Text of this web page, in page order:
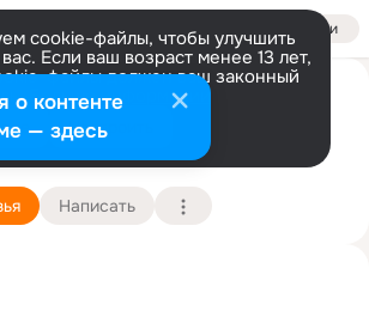
Войти
cookie-файлы, чтобы улучшить
Если ваш возраст менее 13 лет,
файлы должен ваш законный
Больше информации
Настроить
Свердлова
2 сентября (45 лет)
школа (с углубленным изучением
Подробнее
Написать
о контенте
— здесь